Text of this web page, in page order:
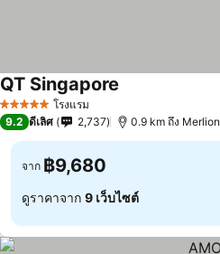
5 ดาว โรงแรม
QT Singapore
9.2 ดีเลิศ 2,737 0.9 km ถึง Merlion
จาก ฿9,680
ดูราคาจาก 9 เว็บไซต์